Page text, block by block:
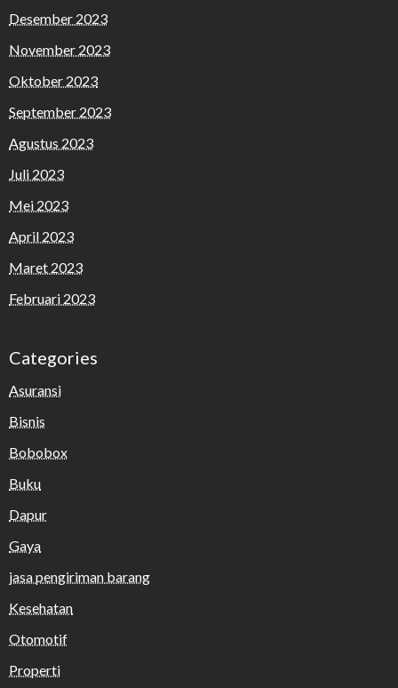
Desember 2023
November 2023
Oktober 2023
September 2023
Agustus 2023
Juli 2023
Mei 2023
April 2023
Maret 2023
Februari 2023
Categories
Asuransi
Bisnis
Bobobox
Buku
Dapur
Gaya
jasa pengiriman barang
Kesehatan
Otomotif
Properti